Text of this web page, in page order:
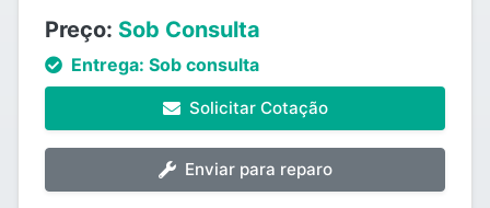
Preço: Sob Consulta
Entrega: Sob consulta
Solicitar Cotação
Enviar para reparo